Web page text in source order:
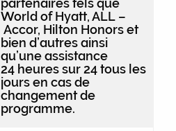
World of Hyatt, ALL –
Accor, Hilton Honors et
bien d’autres ainsi
qu’une assistance
24 heures sur 24 tous les
jours en cas de
changement de
programme.